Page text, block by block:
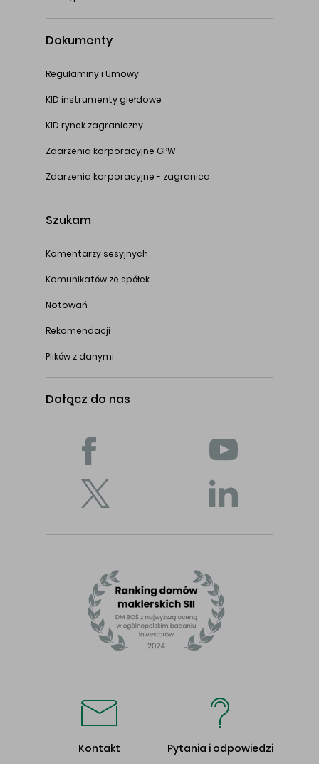
Dokumenty
Regulaminy i Umowy
KID instrumenty giełdowe
KID rynek zagraniczny
Zdarzenia korporacyjne GPW
Zdarzenia korporacyjne - zagranica
Szukam
Komentarzy sesyjnych
Komunikatów ze spółek
Notowań
Rekomendacji
Plików z danymi
Dołącz do nas
Kontakt Pytania i odpowiedzi